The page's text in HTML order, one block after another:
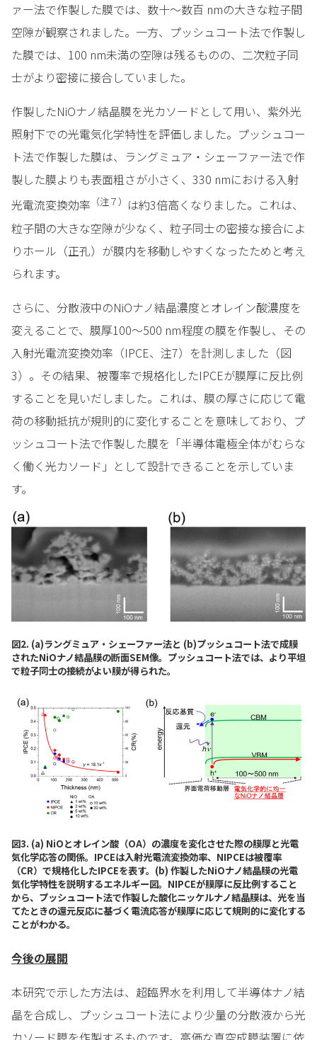
ァー法で作製した膜では、数十～数百 nmの大きな粒子間
空隙が観察されました。一方、プッシュコート法で作製し
た膜では、100 nm未満の空隙は残るものの、二次粒子同
士がより密接に接合していました。
作製したNiOナノ結晶膜を光カソードとして用い、紫外光
照射下での光電気化学特性を評価しました。プッシュコー
ト法で作製した膜は、ラングミュア・シェーファー法で作
製した膜よりも表面粗さが小さく、330 nmにおける入射
光電流変換効率 （注７） は約3倍高くなりました。これは、
粒子間の大きな空隙が少なく、粒子同士の密接な接合によ
りホール（正孔）が膜内を移動しやすくなったためと考え
られます。
さらに、分散液中のNiOナノ結晶濃度とオレイン酸濃度を
変えることで、膜厚100～500 nm程度の膜を作製し、その
入射光電流変換効率（IPCE、注7）を計測しました（図
3）。その結果、被覆率で規格化したIPCEが膜厚に反比例
することを見いだしました。これは、膜の厚さに応じて電
荷の移動抵抗が規則的に変化することを意味しており、プ
ッシュコート法で作製した膜を「半導体電極全体がむらな
く働く光カソード」として設計できることを示していま
す。
図2. (a)ラングミュア・シェーファー法と (b)プッシュコート法で成膜
されたNiOナノ結晶膜の断面SEM像。プッシュコート法では、より平坦
で粒子同士の接続がよい膜が得られた。
図3. (a) NiOとオレイン酸（OA）の濃度を変化させた際の膜厚と光電
気化学応答の関係。IPCEは入射光電流変換効率、NIPCEは被覆率
（CR）で規格化したIPCEを表す。(b) 作製したNiOナノ結晶膜の光電
気化学特性を説明するエネルギー図。NIPCEが膜厚に反比例すること
から、プッシュコート法で作製した酸化ニッケルナノ結晶膜は、光を当
てたときの還元反応に基づく電流応答が膜厚に応じて規則的に変化する
ことがわかる。
今後の展開
本研究で示した方法は、超臨界水を利用して半導体ナノ結
晶を合成し、プッシュコート法により少量の分散液から光